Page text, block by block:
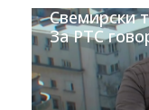
Свемирски
За РТС